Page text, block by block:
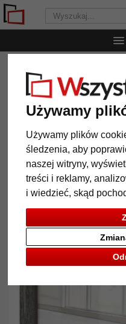
Używamy
Używamy plików
śledzenia, aby
naszej witryny,
treści i reklamy,
i wiedzieć, skąd
ścianę Tarsus na wymiar
Lustro na
wymiar
Powrót